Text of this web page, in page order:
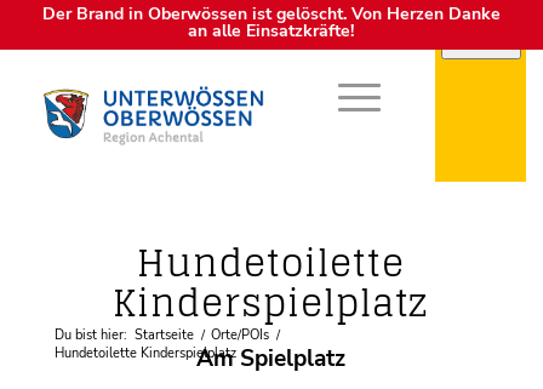
Der Brand in Oberwössen ist gelöscht. Von Herzen Danke
an alle Einsatzkräfte!
Du bist hier: Startseite / Orte/POIs /
Hundetoilette Kinderspielplatz
Hundetoilette
Kinderspielplatz
Am Spielplatz